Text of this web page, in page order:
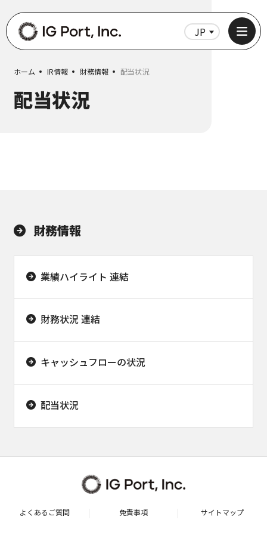
JP
EN
ホーム IR情報 財務情報 配当状況
配当状況
財務情報
業績ハイライト 連結
財務状況 連結
キャッシュフローの状況
配当状況
よくあるご質問 免責事項 サイトマップ